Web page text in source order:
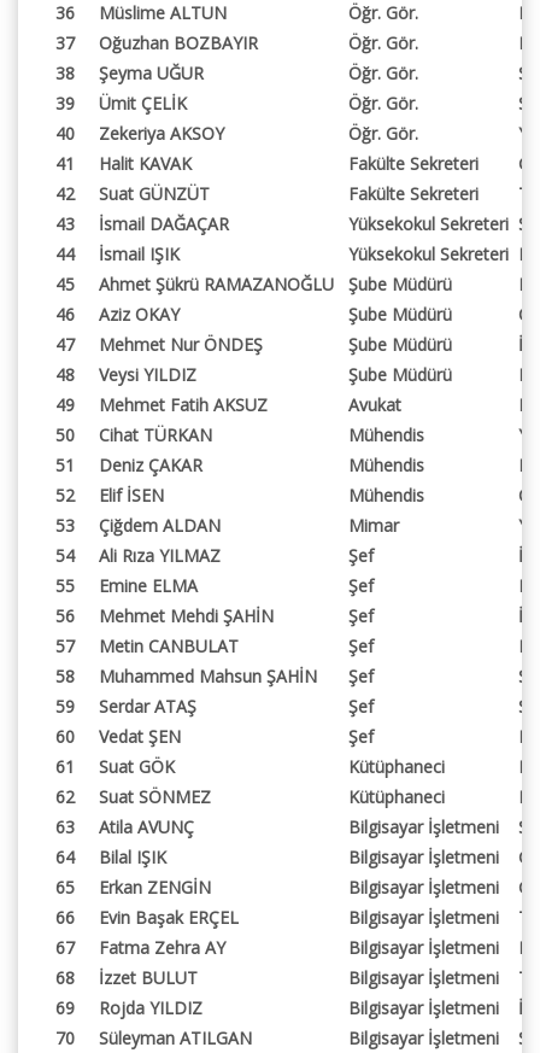
36
Müslime ALTUN Öğr. Gör.
37
Oğuzhan BOZBAYIR Öğr. Gör.
38
Şeyma UĞUR Öğr. Gör.
39
Ümit ÇELİK Öğr. Gör.
40
Zekeriya AKSOY Öğr. Gör.
41
Halit KAVAK Fakülte Sekreteri
42
Suat GÜNZÜT Fakülte Sekreteri
43
İsmail DAĞAÇAR Yüksekokul Sekreteri
44
İsmail IŞIK Yüksekokul Sekreteri
45
Ahmet Şükrü RAMAZANOĞLU Şube Müdürü
46
Aziz OKAY Şube Müdürü
47
Mehmet Nur ÖNDEŞ Şube Müdürü
48
Veysi YILDIZ Şube Müdürü
49
Mehmet Fatih AKSUZ Avukat
50
Cihat TÜRKAN Mühendis
51
Deniz ÇAKAR Mühendis
52
Elif İSEN Mühendis
53
Çiğdem ALDAN Mimar
54
Ali Rıza YILMAZ Şef
55
Emine ELMA Şef
56
Mehmet Mehdi ŞAHİN Şef
57
Metin CANBULAT Şef
58
Muhammed Mahsun ŞAHİN Şef
59
Serdar ATAŞ Şef
60
Vedat ŞEN Şef
61
Suat GÖK Kütüphaneci
62
Suat SÖNMEZ Kütüphaneci
63
Atila AVUNÇ Bilgisayar İşletmeni
64
Bilal IŞIK Bilgisayar İşletmeni
65
Erkan ZENGİN Bilgisayar İşletmeni
66
Evin Başak ERÇEL Bilgisayar İşletmeni
67
Fatma Zehra AY Bilgisayar İşletmeni
68
İzzet BULUT Bilgisayar İşletmeni
69
Rojda YILDIZ Bilgisayar İşletmeni
70
Süleyman ATILGAN Bilgisayar İşletmeni